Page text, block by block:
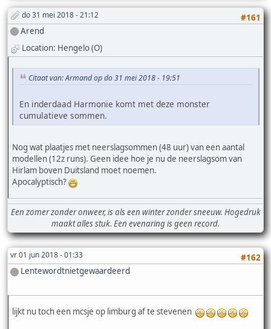
do 31 mei 2018 - 21:12
#161
Arend
Location: Hengelo (O)
Citaat van: Armand op do 31 mei 2018 - 19:51
En inderdaad Harmonie komt met deze monster
cumulatieve sommen.
Nog wat plaatjes met neerslagsommen (48 uur) van een aantal
modellen (12z runs). Geen idee hoe je nu de neerslagsom van
Hirlam boven Duitsland moet noemen.
Apocalyptisch?
Een zomer zonder onweer, is als een winter zonder sneeuw. Hogedruk
maakt alles stuk. Een evenaring is geen record.
vr 01 jun 2018 - 01:33
#162
Lentewordtnietgewaardeerd
lijkt nu toch een mcsje op limburg af te stevenen